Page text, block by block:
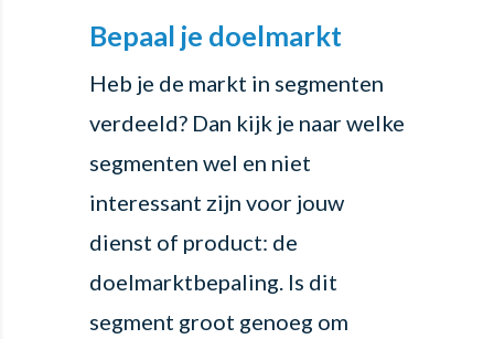
Bepaal je doelmarkt
Heb je de markt in segmenten
verdeeld? Dan kijk je naar welke
segmenten wel en niet
interessant zijn voor jouw
dienst of product: de
doelmarktbepaling. Is dit
segment groot genoeg om